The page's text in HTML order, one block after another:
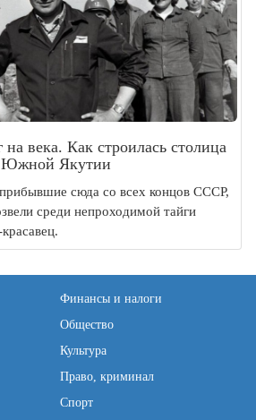
века. Как строилась столица
Южной Якутии
сюда со всех концов СССР,
среди непроходимой тайги
Финансы и налоги
Общество
Культура
Право, криминал
Спорт